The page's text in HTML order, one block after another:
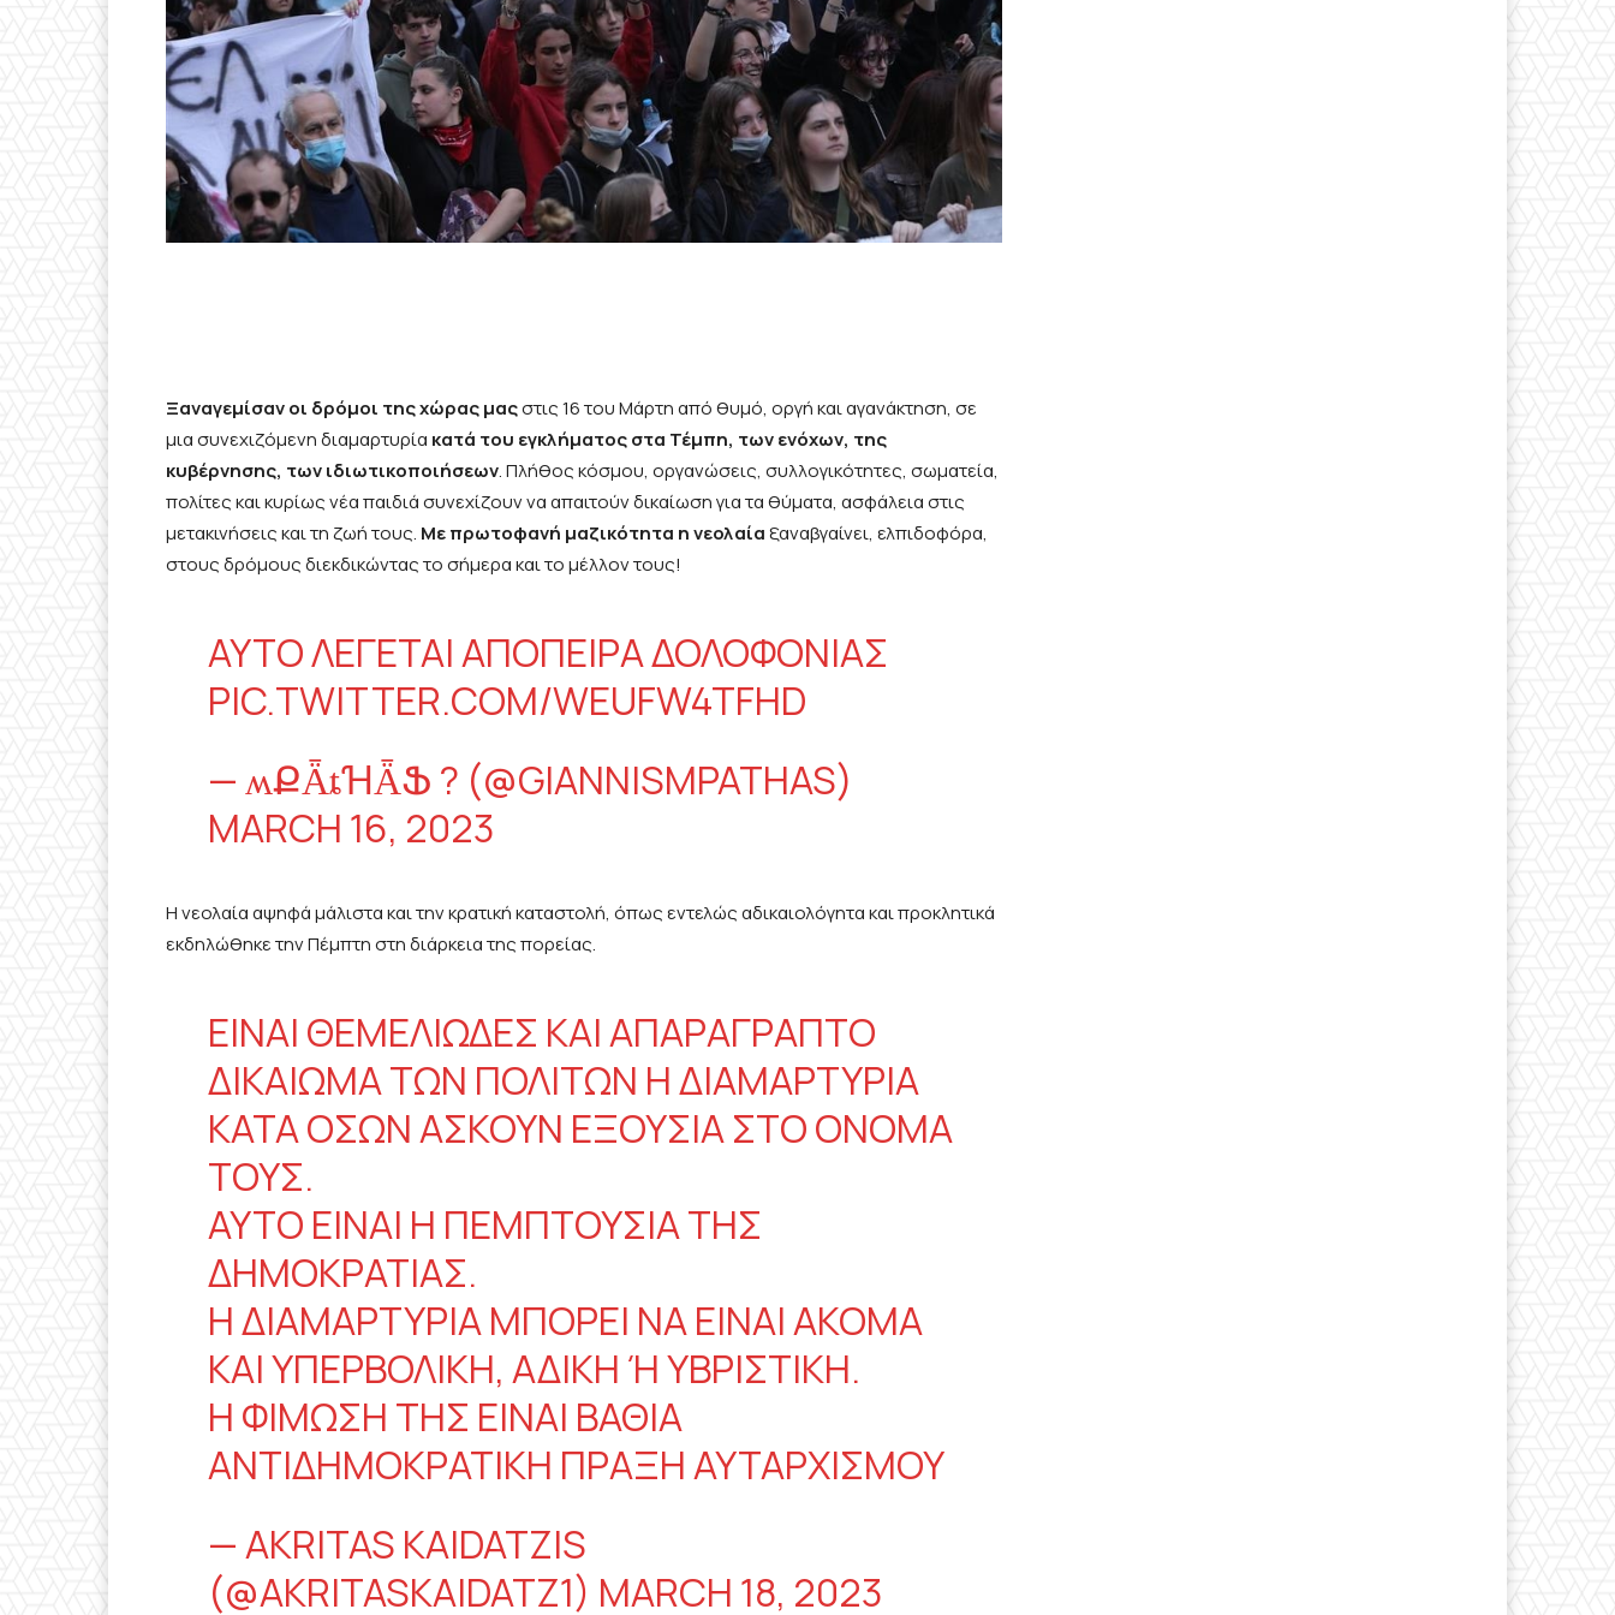
Ξαναγεμίσαν οι δρόμοι της χώρας μαςστις 16 του Μάρτη από θυμό, οργή και αγανάκτηση, σε
μια συνεχιζόμενη διαμαρτυρία κατά του εγκλήματος στα Τέμπη, των ενόχων, της
κυβέρνησης, των ιδιωτικοποιήσεων. Πλήθος κόσμου, οργανώσεις, συλλογικότητες, σωματεία,
πολίτες και κυρίως νέα παιδιά συνεχίζουν να απαιτούν δικαίωση για τα θύματα, ασφάλεια στις
μετακινήσεις και τη ζωή τους. Με πρωτοφανή μαζικότητα η νεολαίαξαναβγαίνει, ελπιδοφόρα,
στους δρόμους διεκδικώντας το σήμερα και το μέλλον τους!
ΑΥΤΌ ΛΈΓΕΤΑΙ ΑΠΌΠΕΙΡΑ ΔΟΛΟΦΟΝΊΑΣ
PIC.TWITTER.COM/WEUFW4TFHD
— ʍՔǞȶꞪǞՖ ? (@GIANNISMPATHAS)
MARCH 16, 2023
Η νεολαία αψηφά μάλιστα και την κρατική καταστολή, όπως εντελώς αδικαιολόγητα και προκλητικά
εκδηλώθηκε την Πέμπτη στη διάρκεια της πορείας.
ΕΊΝΑΙ ΘΕΜΕΛΙΏΔΕΣ ΚΑΙ ΑΠΑΡΆΓΡΑΠΤΟ
ΔΙΚΑΊΩΜΑ ΤΩΝ ΠΟΛΙΤΏΝ Η ΔΙΑΜΑΡΤΥΡΊΑ
ΚΑΤΆ ΌΣΩΝ ΑΣΚΟΎΝ ΕΞΟΥΣΊΑ ΣΤΟ ΌΝΟΜΆ
ΤΟΥΣ.
ΑΥΤΌ ΕΊΝΑΙ Η ΠΕΜΠΤΟΥΣΊΑ ΤΗΣ
ΔΗΜΟΚΡΑΤΊΑΣ.
Η ΔΙΑΜΑΡΤΥΡΊΑ ΜΠΟΡΕΊ ΝΑ ΕΊΝΑΙ ΑΚΌΜΑ
ΚΑΙ ΥΠΕΡΒΟΛΙΚΉ, ΆΔΙΚΗ Ή ΥΒΡΙΣΤΙΚΉ.
Η ΦΊΜΩΣΉ ΤΗΣ ΕΊΝΑΙ ΒΑΘΙΆ
ΑΝΤΙΔΗΜΟΚΡΑΤΙΚΉ ΠΡΆΞΗ ΑΥΤΑΡΧΙΣΜΟΎ
— AKRITAS KAIDATZIS
(@AKRITASKAIDATZ1) MARCH 18, 2023